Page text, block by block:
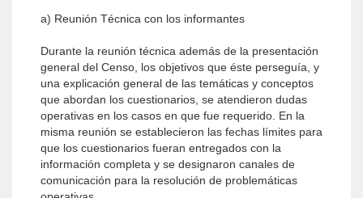
a) Reunión Técnica con los informantes
Durante la reunión técnica además de la presentación
general del Censo, los objetivos que éste perseguía, y
una explicación general de las temáticas y conceptos
que abordan los cuestionarios, se atendieron dudas
operativas en los casos en que fue requerido. En la
misma reunión se establecieron las fechas límites para
que los cuestionarios fueran entregados con la
información completa y se designaron canales de
comunicación para la resolución de problemáticas